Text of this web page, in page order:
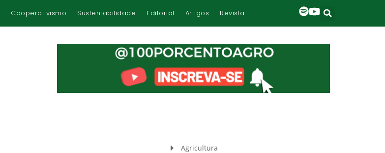
Cooperativismo Sustentabilidade Editorial Artigos Revista
Agricultura